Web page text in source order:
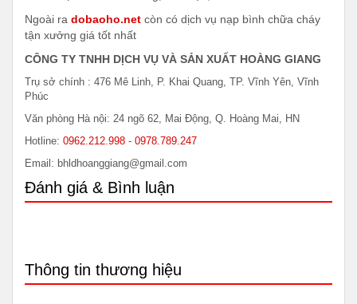
Ngoài ra dobaoho.net còn có dịch vụ nạp bình chữa cháy
tận xưởng giá tốt nhất
CÔNG TY TNHH DỊCH VỤ VÀ SẢN XUẤT HOÀNG GIANG
Trụ sở chính : 476 Mê Linh, P. Khai Quang, TP. Vĩnh Yên, Vĩnh
Phúc
Văn phòng Hà nội: 24 ngõ 62, Mai Động, Q. Hoàng Mai, HN
Hotline: 0962.212.998 - 0978.789.247
Email: bhldhoanggiang@gmail.com
Đánh giá & Bình luận
Thông tin thương hiệu